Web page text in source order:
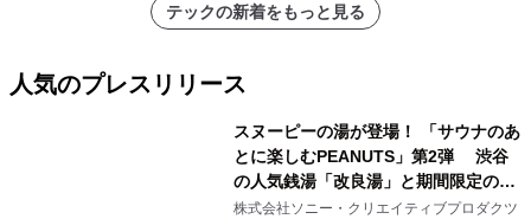
テックの新着をもっと見る
人気のプレスリリース
スヌーピーの湯が登場！ 「サウナのあ
とに楽しむPEANUTS」第2弾 渋谷
の人気銭湯「改良湯」と期間限定のコ
ラボレーション サウナイキタイコラ
株式会社ソニー・クリエイティブプロダクツ